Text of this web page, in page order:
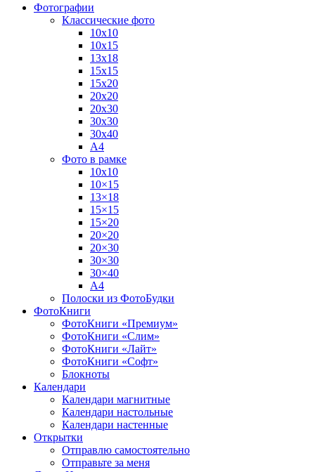
Фотографии
Классические фото
10х10
10х15
13х18
15х15
15х20
20х20
20х30
30х30
30х40
А4
Фото в рамке
10х10
10×15
13×18
15×15
15×20
20×20
20×30
30×30
30×40
A4
Полоски из ФотоБудки
ФотоКниги
ФотоКниги «Премиум»
ФотоКниги «Слим»
ФотоКниги «Лайт»
ФотоКниги «Софт»
Блокноты
Календари
Календари магнитные
Календари настольные
Календари настенные
Открытки
Отправлю самостоятельно
Отправьте за меня